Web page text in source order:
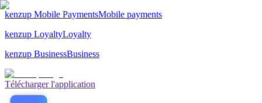
kenzup Mobile PaymentsMobile payments
kenzup LoyaltyLoyalty
kenzup BusinessBusiness
Télécharger l'application